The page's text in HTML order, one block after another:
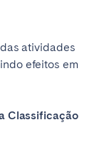
atividades
efeitos em
Classificação